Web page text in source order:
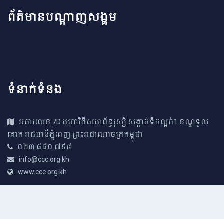
ព័ត៌មានបណ្តាញសង្គម
ទំនាក់ទំនង
អគារ​លេខ 7D មហាវិថីសហព័ន្ធរុស្សី សង្កាត់ទឹកល្អក់1 ខណ្ឌទួល​
គោក រាជធានីភ្នំពេញ ព្រះរាជាណាច​ក្រកម្ពុជា
០២៣ ៨៨០ ៧៩៥
info@ccc.org.kh
www.ccc.org.kh